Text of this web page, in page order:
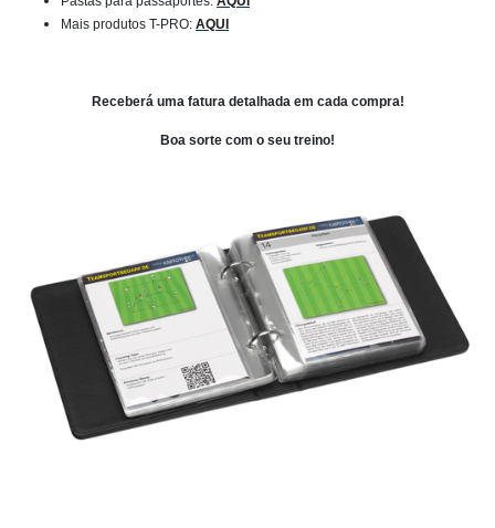
Mais produtos T-PRO: AQUI
Receberá uma fatura detalhada em cada compra!
Boa sorte com o seu treino!